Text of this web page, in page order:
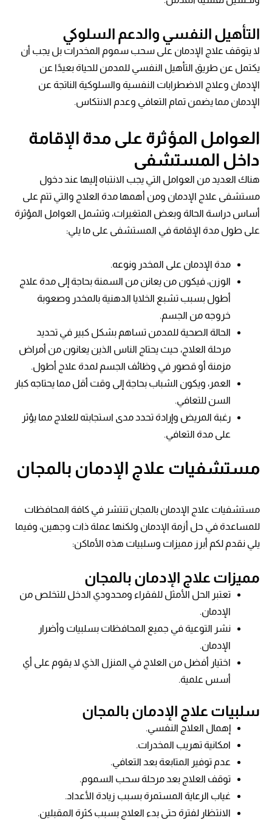
التأهيل النفسي والدعم السلوكي
لا يتوقف علاج الإدمان على سحب سموم المخدرات بل يجب أن
يكتمل عن طريق التأهيل النفسي للمدمن للحياة بعيدًا عن
الإدمان وعلاج الاضطرابات النفسية والسلوكية الناتجة عن
الإدمان مما يضمن تمام التعافي وعدم الانتكاس.
العوامل المؤثرة على مدة الإقامة
داخل المستشفى
هناك العديد من العوامل التي يجب الانتباه إليها عند دخول
مستشفى علاج الإدمان ومن أهمها مدة العلاج والتي تتم على
أساس دراسة الحالة وبعض المتغيرات، وتشمل العوامل المؤثرة
على طول مدة الإقامة في المستشفى على ما يلي:
مدة الإدمان على المخدر ونوعه.
الوزن، فيكون من يعانن من السمنة بحاجة إلى مدة علاج
أطول بسبب تشبع الخلايا الدهنية بالمخدر وصعوبة
خروجه من الجسم.
الحالة الصحية للمدمن تساهم بشكل كبير في تحديد
مرحلة العلاج، حيث يحتاج الناس الذين يعانون من أمراض
مزمنة أو قصور في وظائف الجسم لمدة علاج أطول.
العمر، ويكون الشباب بحاجة إلى وقت أقل مما يحتاجه كبار
السن للتعافي.
رغبة المريض وإرادة تحدد مدى استجابته للعلاج مما يؤثر
على مدة التعافي.
مستشفيات علاج الإدمان بالمجان
مستشفيات علاج الإدمان بالمجان تنتشر في كافة المحافظات
للمساعدة في حل أزمة الإدمان ولكنها عملة ذات وجهين، وفيما
يلي نقدم لكم أبرز مميزات وسلبيات هذه الأماكن:
مميزات علاج الإدمان بالمجان
تعتبر الحل الأمثل للفقراء ومحدودي الدخل للتخلص من
الإدمان.
نشر التوعية في جميع المحافظات بسلبيات وأضرار
الإدمان.
اختيار أفضل من العلاج في المنزل الذي لا يقوم على أي
أسس علمية.
سلبيات علاج الإدمان بالمجان
إهمال العلاج النفسي.
امكانية تهريب المخدرات.
عدم توفير المتابعة بعد التعافي.
توقف العلاج بعد مرحلة سحب السموم.
غياب الرعاية المستمرة بسبب زيادة الأعداد.
الانتظار لفترة حتى بدء العلاج بسبب كثرة المقبلين.